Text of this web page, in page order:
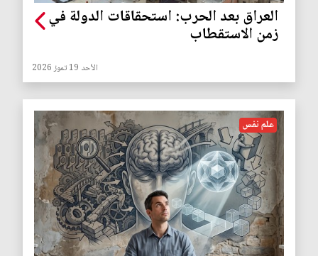
العراق بعد الحرب: استحقاقات الدولة في
زمن الاستقطاب
الأحد 19 تموز 2026
علم نفس